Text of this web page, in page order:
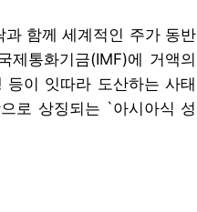
함께 세계적인 주가 동반
제통화기금(IMF)에 거액의
등이 잇따라 도산하는 사태
로 상징되는 `아시아식 성